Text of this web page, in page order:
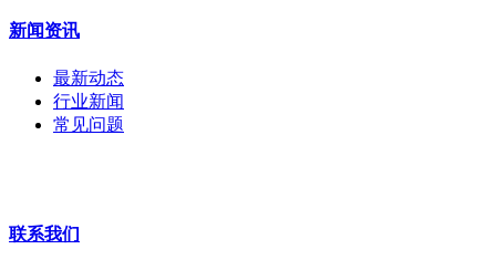
拼接屏
安检门
工程宝
海康机器人
新闻资讯
最新动态
行业新闻
常见问题
联系我们